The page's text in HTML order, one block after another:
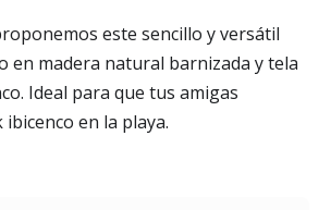
este sencillo y versátil
en madera natural barnizada y tela
Ideal para que tus amigas
en la playa.